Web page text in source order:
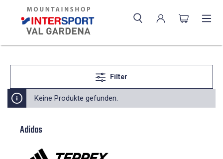
Filter
Keine Produkte gefunden.
Adidas